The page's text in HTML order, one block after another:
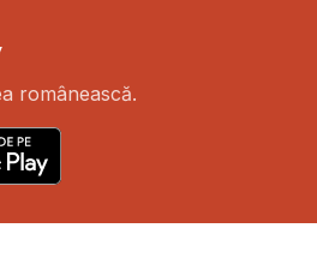
românească.